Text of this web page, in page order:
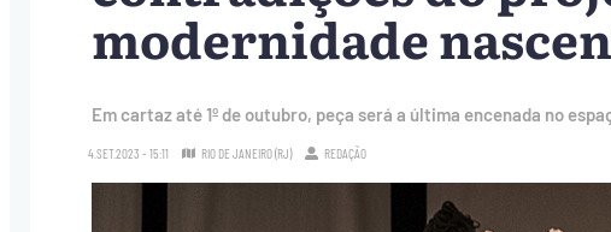
modernidade
Em cartaz até 1º de outubro, peça será a última encenada no
4.SET.2023 - 15:11 RIO DE JANEIRO (RJ) REDAÇÃO